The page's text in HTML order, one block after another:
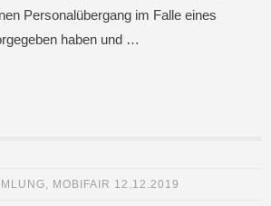
Personalübergang im Falle eines
haben und …
, MOBIFAIR 12.12.2019